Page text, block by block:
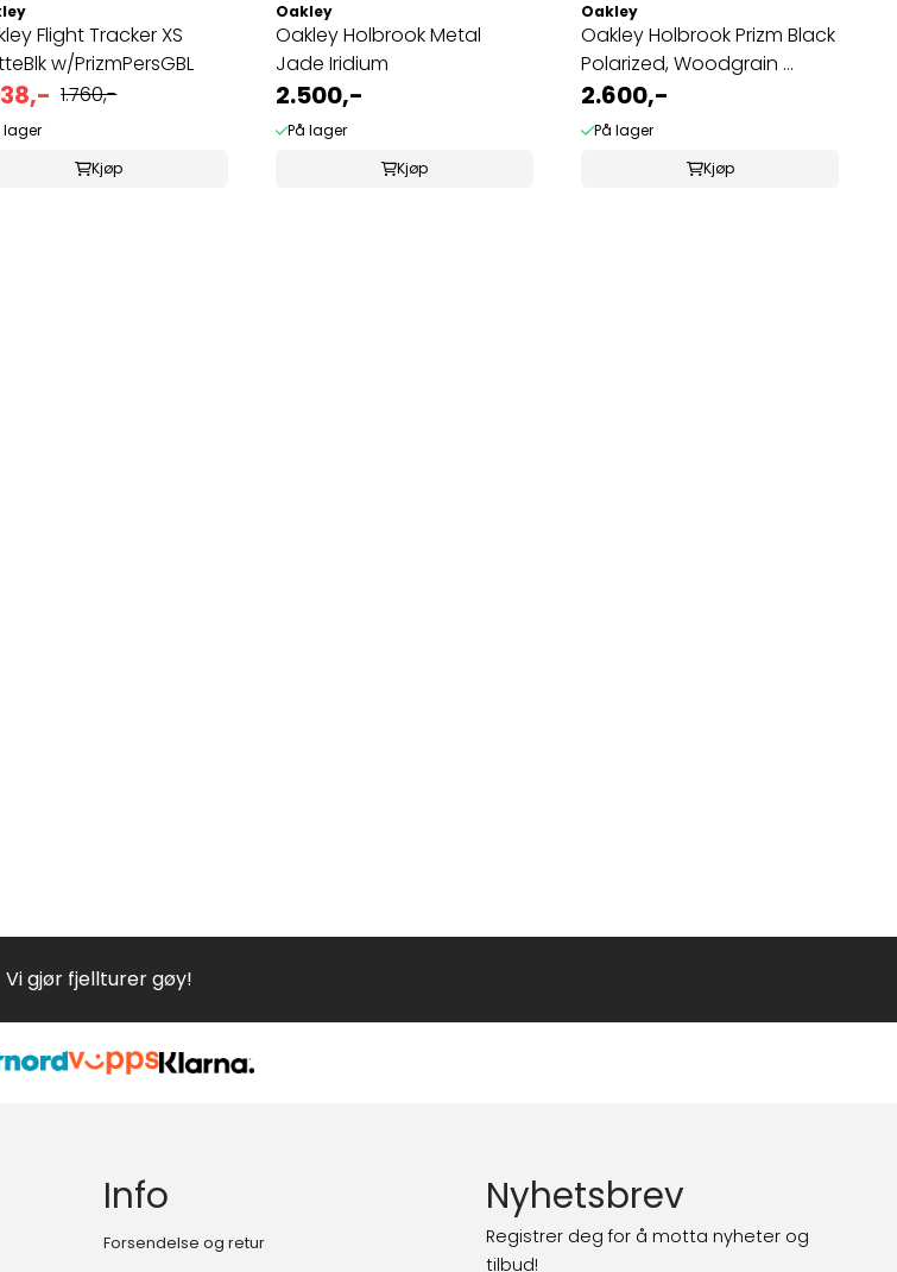
Flight Tracker XS
w/PrizmPersGBL
1.760,-
lager
Kjøp
Oakley
Oakley Holbrook Metal
Jade Iridium
2.500,-
På lager
Kjøp
Oakley
Oakley Holbrook Prizm Black
Polarized, Woodgrain ...
2.600,-
På lager
Kjøp
Vi gjør fjellturer gøy!
Info
Forsendelse og retur
Nyhetsbrev
Registrer deg for å motta nyheter og
tilbud!